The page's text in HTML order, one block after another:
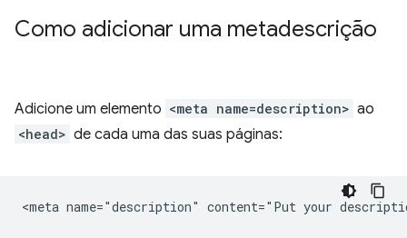
Como adicionar uma metadescrição
Adicione um elemento <meta name=description> ao
<head> de cada uma das suas páginas: